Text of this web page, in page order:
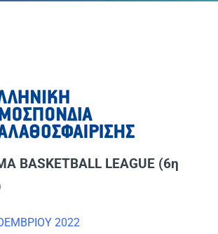
BASKETBALL LEAGUE (6η
2022